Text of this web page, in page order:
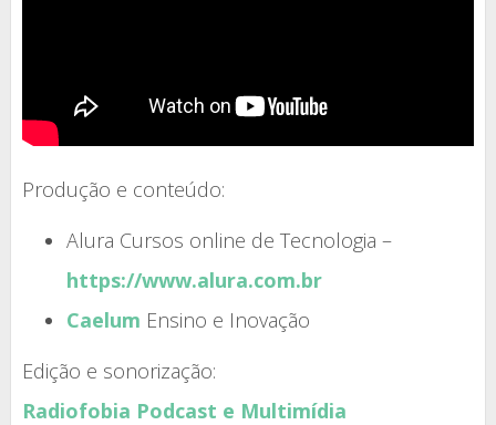
Produção e conteúdo:
Alura Cursos online de Tecnologia –
https://www.alura.com.br
Caelum Ensino e Inovação
Edição e sonorização:
Radiofobia Podcast e Multimídia